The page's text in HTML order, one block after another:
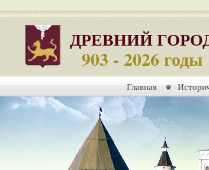
ДРЕВНИЙ
903 - 2026 годы
Главная